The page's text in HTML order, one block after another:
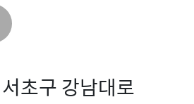
초구 강남대로